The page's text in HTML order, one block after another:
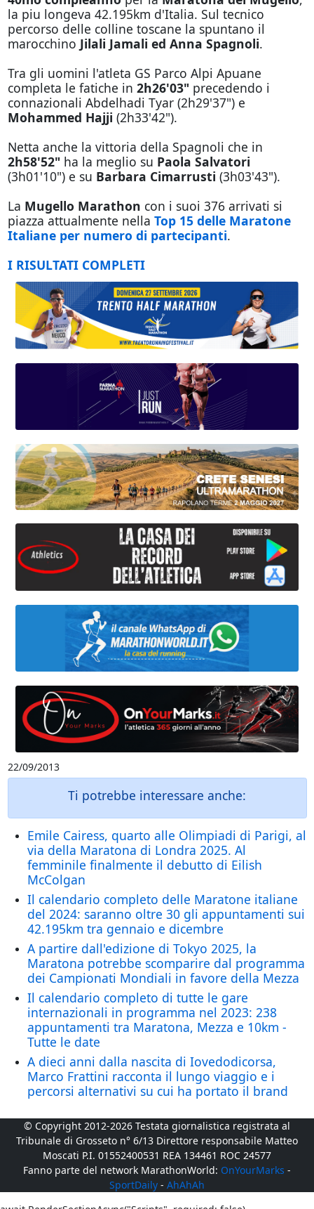
la piu longeva 42.195km d'Italia. Sul tecnico
percorso delle colline toscane la spuntano il
marocchino Jilali Jamali ed Anna Spagnoli.
Tra gli uomini l'atleta GS Parco Alpi Apuane
completa le fatiche in 2h26'03" precedendo i
connazionali Abdelhadi Tyar (2h29'37") e
Mohammed Hajji (2h33'42").
Netta anche la vittoria della Spagnoli che in
2h58'52" ha la meglio su Paola Salvatori
(3h01'10") e su Barbara Cimarrusti (3h03'43").
La Mugello Marathon con i suoi 376 arrivati si
piazza attualmente nella Top 15 delle Maratone
Italiane per numero di partecipanti.
I RISULTATI COMPLETI
22/09/2013
Ti potrebbe interessare anche:
Emile Cairess, quarto alle Olimpiadi di Parigi, al
via della Maratona di Londra 2025. Al
femminile finalmente il debutto di Eilish
McColgan
Il calendario completo delle Maratone italiane
del 2024: saranno oltre 30 gli appuntamenti sui
42.195km tra gennaio e dicembre
A partire dall'edizione di Tokyo 2025, la
Maratona potrebbe scomparire dal programma
dei Campionati Mondiali in favore della Mezza
Il calendario completo di tutte le gare
internazionali in programma nel 2023: 238
appuntamenti tra Maratona, Mezza e 10km -
Tutte le date
A dieci anni dalla nascita di Iovedodicorsa,
Marco Frattini racconta il lungo viaggio e i
percorsi alternativi su cui ha portato il brand
© Copyright 2012-2026 Testata giornalistica registrata al
Tribunale di Grosseto n° 6/13 Direttore responsabile Matteo
Moscati P.I. 01552400531 REA 134461 ROC 24577
Fanno parte del network MarathonWorld: OnYourMarks -
SportDaily - AhAhAh